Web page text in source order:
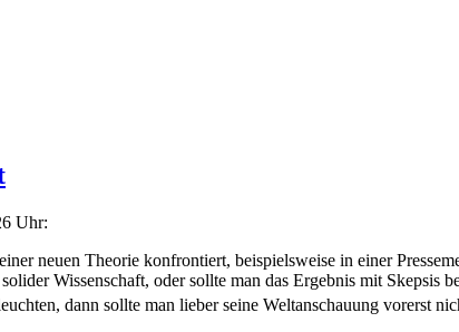
Uhr:
neuen Theorie konfrontiert, beispielsweise in einer
Wissenschaft, oder sollte man das Ergebnis mit Skepsis
dann sollte man lieber seine Weltanschauung vorerst